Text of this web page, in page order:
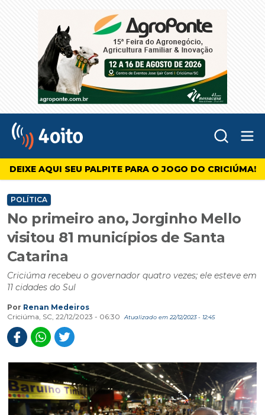
4oito
DEIXE AQUI SEU PALPITE PARA O JOGO DO CRICIÚMA!
POLÍTICA
No primeiro ano, Jorginho Mello
visitou 81 municípios de Santa
Catarina
Criciúma recebeu o governador quatro vezes; ele esteve em
11 cidades do Sul
Por Renan Medeiros
Criciúma, SC, 22/12/2023 - 06:30
Atualizado em 22/12/2023 - 12:45